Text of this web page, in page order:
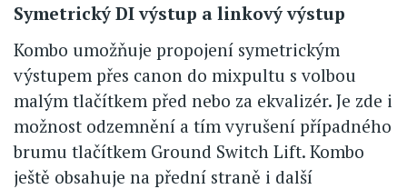
Symetrický DI výstup a linkový výstup
Kombo umožňuje propojení symetrickým
výstupem přes canon do mixpultu s volbou
malým tlačítkem před nebo za ekvalizér. Je zde i
možnost odzemnění a tím vyrušení případného
brumu tlačítkem Ground Switch Lift. Kombo
ještě obsahuje na přední straně i další